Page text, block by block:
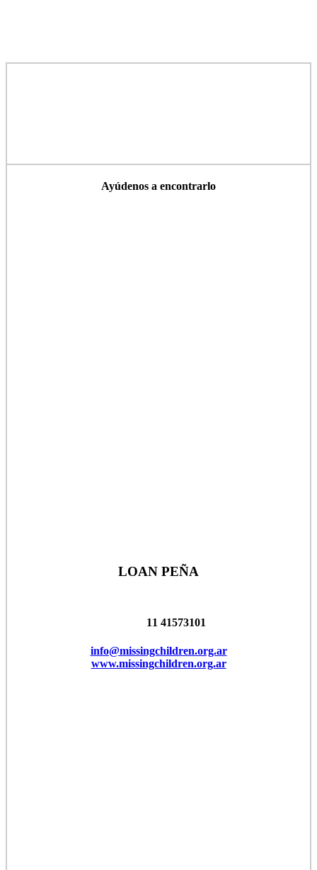
Ayúdenos a encontrarlo
LOAN PEÑA
11 41573101
info@missingchildren.org.ar
www.missingchildren.org.ar